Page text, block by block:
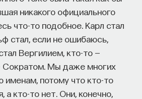
никакого официального
что-то подобное. Карл стал
стал, если не ошибаюсь,
Вергилием, кто-то —
Сократом. Мы даже многих
именам, потому что кто-то
а кто-то нет. Они, конечно,